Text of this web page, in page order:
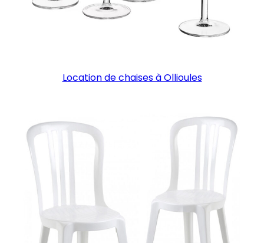
Location de chaises à Ollioules